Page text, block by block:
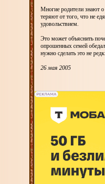
Многие родители знают
теряют от того, что не
удовольствием.
Это может объяснить
опрошенных семей
нужно сделать это не
26 мая 2005